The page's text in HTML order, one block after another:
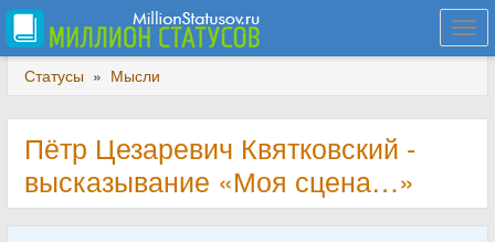
Статусы » Мысли
Пётр Цезаревич Квятковский -
высказывание «Моя сцена…»